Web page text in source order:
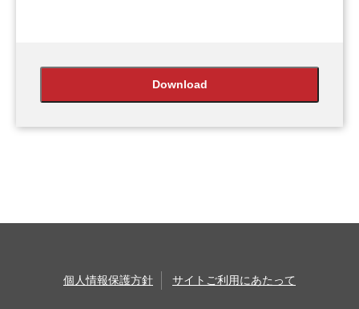
個人情報保護方針 サイトご利用にあたって